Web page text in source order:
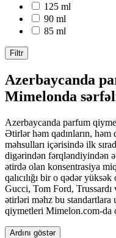
125 ml
90 ml
85 ml
Filtr
Azerbaycanda
Mimelonda
Azerbaycanda parfum
Ətirlər həm qadınların,
məhsulları içərisində ilk
digərindən fərqləndiyindən
ətirdə olan konsentrasiya
qalıcılığı bir o qədər
Gucci, Tom Ford, Trussardı
ətirləri məhz bu standartlara
qiymetleri Mimelon.com-da
Ardını göstər